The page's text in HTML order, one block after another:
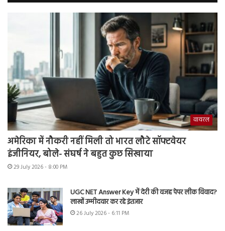
वायरल
अमेरिका में नौकरी नहीं मिली तो भारत लौटे सॉफ्टवेयर
इंजीनियर, बोले- संघर्ष ने बहुत कुछ सिखाया
29 July 2026 - 8:00 PM
UGC NET Answer Key में देरी की वजह पेपर लीक विवाद?
लाखों उम्मीदवार कर रहे इंतजार
26 July 2026 - 6:11 PM